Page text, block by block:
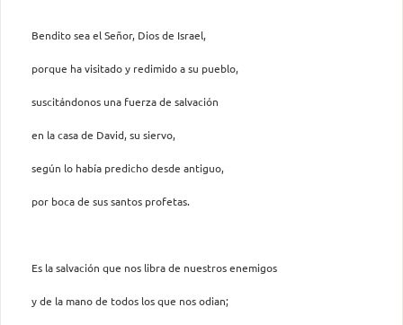
Bendito sea el Señor, Dios de Israel,
porque ha visitado y redimido a su pueblo,
suscitándonos una fuerza de salvación
en la casa de David, su siervo,
según lo había predicho desde antiguo,
por boca de sus santos profetas.
Es la salvación que nos libra de nuestros enemigos
y de la mano de todos los que nos odian;